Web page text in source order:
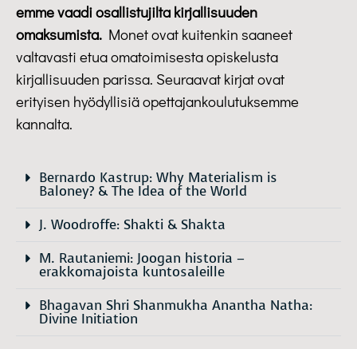
emme vaadi osallistujilta kirjallisuuden
omaksumista. Monet ovat kuitenkin saaneet
valtavasti etua omatoimisesta opiskelusta
kirjallisuuden parissa. Seuraavat kirjat ovat
erityisen hyödyllisiä opettajankoulutuksemme
kannalta.
Bernardo Kastrup: Why Materialism is
Baloney? & The Idea of the World
J. Woodroffe: Shakti & Shakta
M. Rautaniemi: Joogan historia –
erakkomajoista kuntosaleille
Bhagavan Shri Shanmukha Anantha Natha:
Divine Initiation